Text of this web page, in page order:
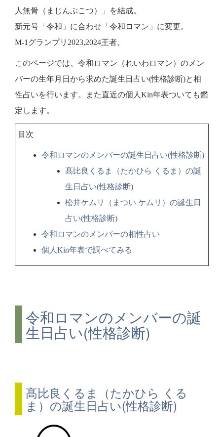
人無骨（まじんぶこつ）」を結成。
新元号「令和」に合わせ「令和ロマン」に変更。
M-1グランプリ2023,2024王者。
このページでは、令和ロマン（れいわロマン）のメン
バーの生年月日から求めた誕生日占い(性格診断)と相
性占いを行います。また直近の個人Kin年表ついても鑑
定します。
目次
令和ロマンのメンバーの誕生日占い(性格診断)
髙比良くるま（たかひら くるま）の誕
生日占い(性格診断)
松井ケムリ（まつい ケムリ）の誕生日
占い(性格診断)
令和ロマンのメンバーの相性占い
個人Kin年表で調べてみる
令和ロマンのメンバーの誕
生日占い(性格診断)
髙比良くるま（たかひら くる
ま）の誕生日占い(性格診断)